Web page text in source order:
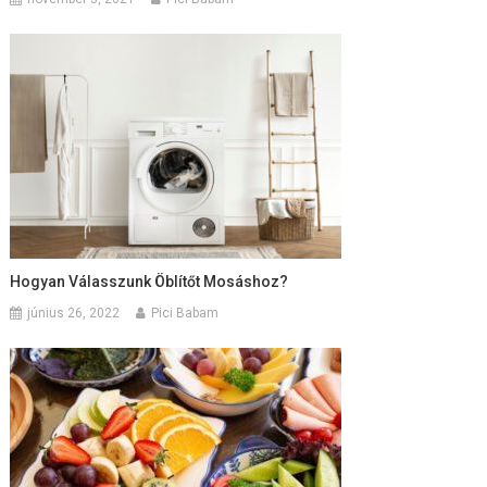
Hogyan Válasszunk Öblítőt Mosáshoz?
június 26, 2022 Pici Babam